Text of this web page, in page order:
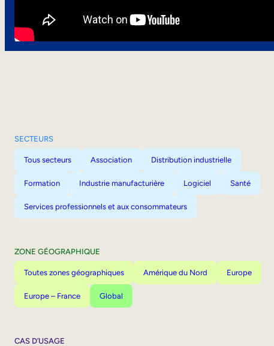
SECTEURS
Tous secteurs Association Distribution industrielle
Formation Industrie manufacturière Logiciel Santé
Services professionnels et aux consommateurs
ZONE GÉOGRAPHIQUE
Toutes zones géographiques Amérique du Nord Europe
Europe – France Global
CAS D’USAGE